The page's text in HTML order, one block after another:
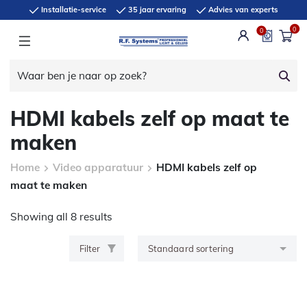
Installatie-service 35 jaar ervaring Advies van experts
0 0
HDMI kabels zelf op maat te
maken
Home Video apparatuur
HDMI kabels zelf op
maat te maken
Showing all 8 results
Filter